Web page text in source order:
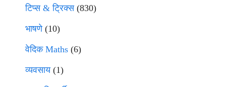
टिप्स & ट्रिक्स(830)
भाषणे(10)
वेदिक Maths (6)
व्यवसाय(1)